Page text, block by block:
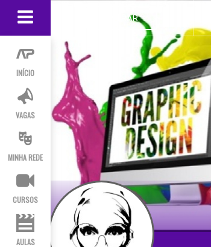
INÍCIO
VAGAS
MINHA REDE
CURSOS
AULAS
ENTRAR